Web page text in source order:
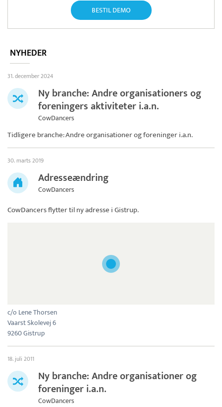
BESTIL DEMO
NYHEDER
31. december 2024
Ny branche: Andre organisationers og
foreningers aktiviteter i.a.n.
CowDancers
Tidligere branche: Andre organisationer og foreninger i.a.n.
30. marts 2019
Adresseændring
CowDancers
CowDancersflytter til ny adresse i Gistrup.
c/o Lene Thorsen
Vaarst Skolevej 6
9260 Gistrup
18. juli 2011
Ny branche: Andre organisationer og
foreninger i.a.n.
CowDancers